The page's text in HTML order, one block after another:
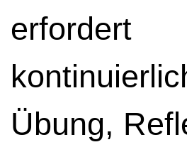
erfordert
Übung,